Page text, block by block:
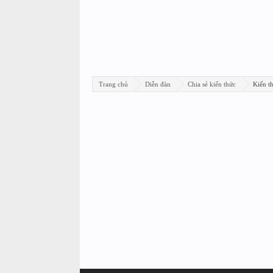
Trang chủ Diễn đàn Chia sẻ kiến thức Kiến